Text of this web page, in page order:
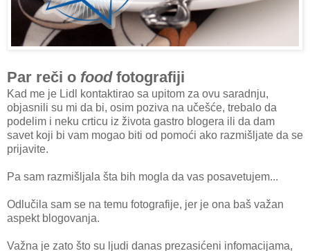
Par reči o food fotografiji
Kad me je Lidl kontaktirao sa upitom za ovu saradnju,
objasnili su mi da bi, osim poziva na učešće, trebalo da
podelim i neku crticu iz života gastro blogera ili da dam
savet koji bi vam mogao biti od pomoći ako razmišljate da se
prijavite.
Pa sam razmišljala šta bih mogla da vas posavetujem...
Odlučila sam se na temu fotografije, jer je ona baš važan
aspekt blogovanja.
Važna je zato što su ljudi danas prezasićeni infomacijama,